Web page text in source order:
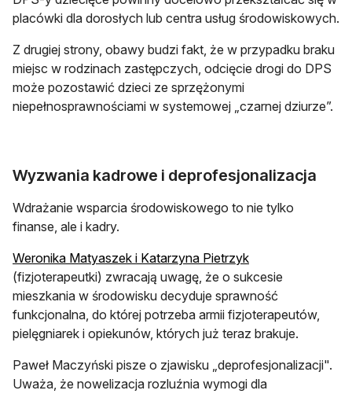
placówki dla dorosłych lub centra usług środowiskowych.
Z drugiej strony, obawy budzi fakt, że w przypadku braku
miejsc w rodzinach zastępczych, odcięcie drogi do DPS
może pozostawić dzieci ze sprzężonymi
niepełnosprawnościami w systemowej „czarnej dziurze”.
Wyzwania kadrowe i deprofesjonalizacja
Wdrażanie wsparcia środowiskowego to nie tylko
finanse, ale i kadry.
Weronika Matyaszek i Katarzyna Pietrzyk
(fizjoterapeutki) zwracają uwagę, że o sukcesie
mieszkania w środowisku decyduje sprawność
funkcjonalna, do której potrzeba armii fizjoterapeutów,
pielęgniarek i opiekunów, których już teraz brakuje.
Paweł Maczyński pisze o zjawisku „deprofesjonalizacji".
Uważa, że nowelizacja rozluźnia wymogi dla